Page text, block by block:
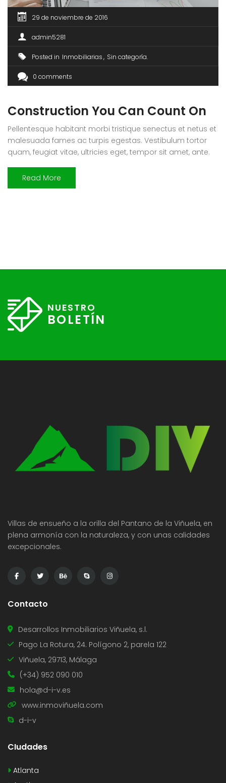
29 de noviembre de 2016
admin5281
Posted in Inmobiliarias Sin categoría
0 comments
Construction You Can Count On
Pellentesque habitant morbi tristique senectus et netus et
malesuada fames ac turpis egestas. Vestibulum tortor
quam, feugiat vitae, ultricies eget, tempor sit amet, ante.
ultricies mi vitae est. Mauris placerat eleifend leo. Quisque
sit amet est et sapien ullamcorper pharetra. Vestibulum
Read More
NUESTRO
BOLETÍN
Villas de ensueño a la orilla del Pantano de la Viñuela, en
plena armonía con la naturaleza, y con unas calidades
excepcionales.
Contacto
Desarrollos Inmobiliarios Viñuela, s.l.
Pago La Rotura, 24. Polígono 2, parela 122
Viñuela, 29713, Málaga
(+34) 952 090 010
hola@d-i-v.es
www.inmoviñuela.com
d-i-v
CIudades
Atlanta